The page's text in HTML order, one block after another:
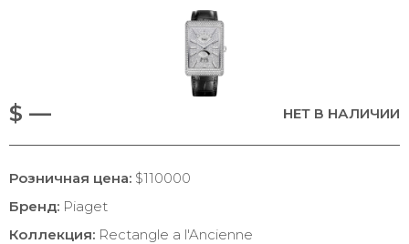
$ — НЕТ В НАЛИЧИИ
Розничная цена: $110000
Бренд: Piaget
Коллекция: Rectangle a l'Ancienne